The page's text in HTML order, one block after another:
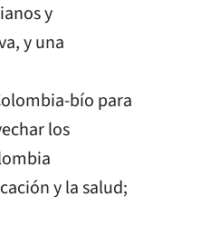
y
y una
bío para
los
y la salud;